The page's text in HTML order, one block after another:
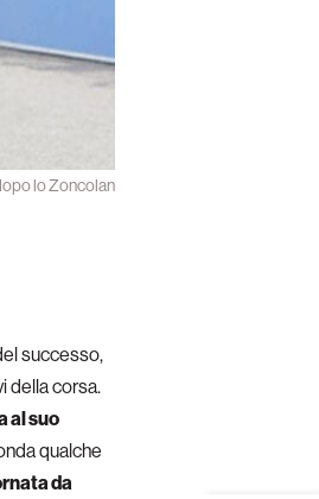
lo Zoncolan
successo,
della corsa.
al suo
qualche
da